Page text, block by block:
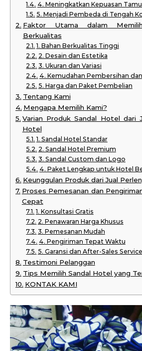
4. Meningkatkan Kepuasan
5. Menjadi Pembeda di Tengah
Faktor Utama dalam
Berkualitas
1. Bahan Berkualitas Tinggi
2. Desain dan Estetika
3. Ukuran dan Variasi
4. Kemudahan Pembersihan
5. Harga dan Paket Pembelian
Tentang Kami
Mengapa Memilih Kami?
Varian Produk Sandal Hotel dari
Hotel
1. Sandal Hotel Standar
2. Sandal Hotel Premium
3. Sandal Custom dan Logo
4. Paket Lengkap untuk Hotel
Keunggulan Produk dari Jual
Proses Pemesanan dan
Cepat
1. Konsultasi Gratis
2. Penawaran Harga Khusus
3. Pemesanan Mudah
4. Pengiriman Tepat Waktu
5. Garansi dan After-Sales Service
Testimoni Pelanggan
Tips Memilih Sandal Hotel yang
KONTAK KAMI